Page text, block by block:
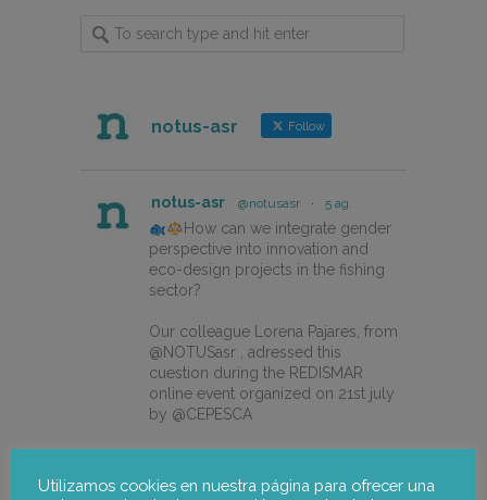
notus-asr Follow
notus-asr @notusasr · 5 ag.
How can we integrate gender
perspective into innovation and
eco-design projects in the fishing
sector?
Our colleague Lorena Pajares, from
@NOTUSasr , adressed this
cuestion during the REDISMAR
online event organized on 21st july
by @CEPESCA
takes-part-in-the-redismar-
Utilizamos cookies en nuestra página para ofrecer una